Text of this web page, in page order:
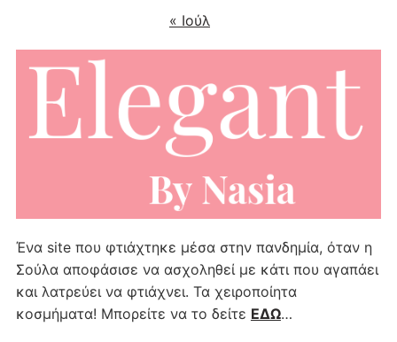
« Ιούλ
Ένα site που φτιάχτηκε μέσα στην πανδημία, όταν η
Σούλα αποφάσισε να ασχοληθεί με κάτι που αγαπάει
και λατρεύει να φτιάχνει. Τα χειροποίητα
κοσμήματα! Μπορείτε να το δείτε ΕΔΩ…